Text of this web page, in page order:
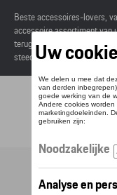
Beste accessoires-lovers,
accessoire assortiment van
terugvinden in de online
steeds besteld worden via